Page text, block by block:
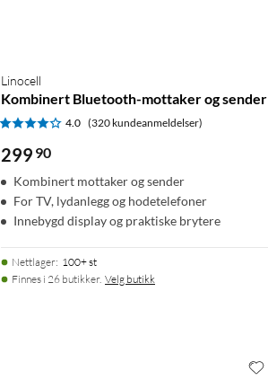
Linocell
Kombinert Bluetooth-mottaker og sender
4.0 (320 kundeanmeldelser)
299 90
Kombinert mottaker og sender
For TV, lydanlegg og hodetelefoner
Innebygd display og praktiske brytere
Nettlager: 100+ st
Finnes i 26 butikker. Velg butikk